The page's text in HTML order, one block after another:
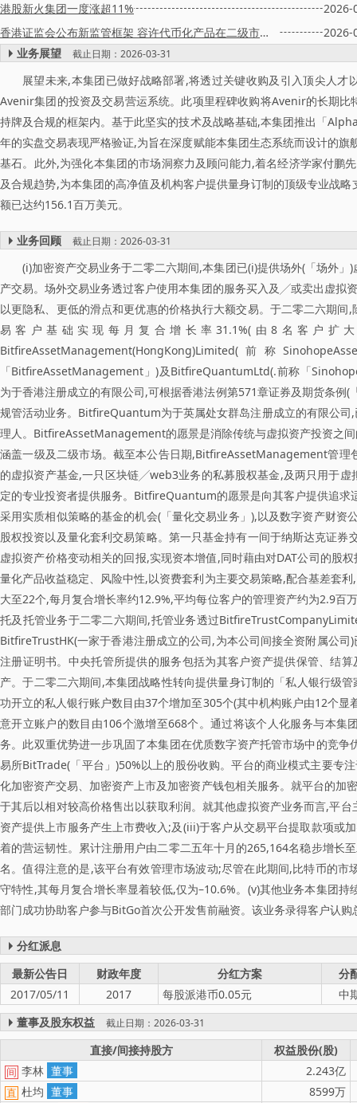
港股新火集团一度涨超11%
2026-
香港证监会公布新监管框架 容许代币化产品在二级市场买卖
2026-
业务展望
截止日期：2026-03-31
展望未来,本集团已做好战略部署,将透过关键收购及引入顶尖人
Avenir集团的投资及交易营运系统。此项里程碑收购将Avenir的长期
持牌及合规的框架内。基于此坚实的技术及战略基础,本集团推出「
年的实盘交易表现严格验证,为旨在深度赋能本集团生态系统而设计的
基石。此外,为强化本集团的市场洞察力及顾问能力,着名经济学家付鹏
及合规趋势,为本集团的高净值及机构客户提供量身订制的顶级专业战
额已达约156.1百万美元。
业务回顾 截止日期：2026-03-31
(i)加密资产交易业务于二零二六期间,本集团已(i)提供场外(「场外
产交易。场外交易业务透过客户使用本集团的服务买入及╱或卖出虚拟
以更隐私、更低的滑点和更优惠的价格执行大额交易。于二零二六期
易客户基础实现每月复合增长率31.1%(由8名客户扩
BitfireAssetManagement(HongKong)Limited(前称
「BitfireAssetManagement」)及BitfireQuantumLtd(.前称「
为于香港注册成立的有限公司,可根据香港法例第571章证券及期货条例
规管活动业务。BitfireQuantum为于英属处女群岛注册成立的有限公司
理人。BitfireAssetManagement的愿景是消除传统与虚拟资产投资之
涵盖一级及二级市场。截至本公告日期,BitfireAssetManagement管
的虚拟资产基金,一只区块链╱web3业务的私募股权基金,及两只用于
定的专业投资者提供服务。BitfireQuantum的愿景是向其客户提供追
采用实质相似策略的基金的机会(「量化交易业务」),以及数字资产财
股权投资以及量化套利交易策略。第一只基金持有一间于纳斯达克证
虚拟资产价格变动相关的回报,实现资本增值,同时藉由对DAT公司的
量化产品收益稳定、风险中性,以资费套利为主要交易策略,配合基差套
大至22个,每月复合增长率约12.9%,平均每位客户的管理资产约为2.9
托及托管业务于二零二六期间,托管业务透过
BitfireTrustHK(一家于香港注册成立的公司,为本公司间接全资附属公
注册证明书。中央托管所提供的服务包括为其客户资产提供保管、结
产。于二零二六期间,本集团战略性转向提供量身订制的「私人银行级
功开立的私人银行账户数目由37个增加至305个(其中机构账户由12个
意开立账户的数目由106个激增至668个。通过将该个人化服务与本
务。此双重优势进一步巩固了本集团在优质数字资产托管市场中的竞
易所BitTrade(「平台」)50%以上的股份收购。平台的商业模式主要专
化加密资产交易、加密资产上市及加密资产钱包相关服务。就平台的
于其后以相对较高价格售出以获取利润。就其他虚拟资产业务而言,平
资产提供上市服务产生上市费收入;及(iii)于客户从交易平台提取款项或
着的营运韧性。累计注册用户由二零二五年十月的265,164名稳步增长
名。值得注意的是,该平台有效管理市场波动;尽管在此期间,比特币的
守特性,其每月复合增长率显着较低,仅为–10.6%。(v)其他业务本集团
部门成功协助客户参与BitGo首次公开发售前融资。该业务录得客户认
分红派息
最新公告日
财政年度 分红方案
分
2017/05/11
2017 每股派港币0.05元
中
董事及股东权益
截止日期：2026-03-31
直接/间接持股方 权益股份(股)
间 李林 董事 2.243亿
直 杜均 董事 8599万